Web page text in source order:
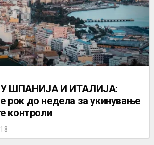
ШПАНИЈА И ИТАЛИЈА:
рок до недела за укинување
контроли